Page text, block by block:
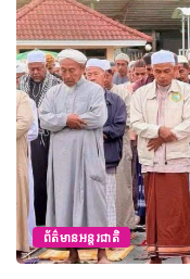
ព័ត៌មានអន្តរជាតិ